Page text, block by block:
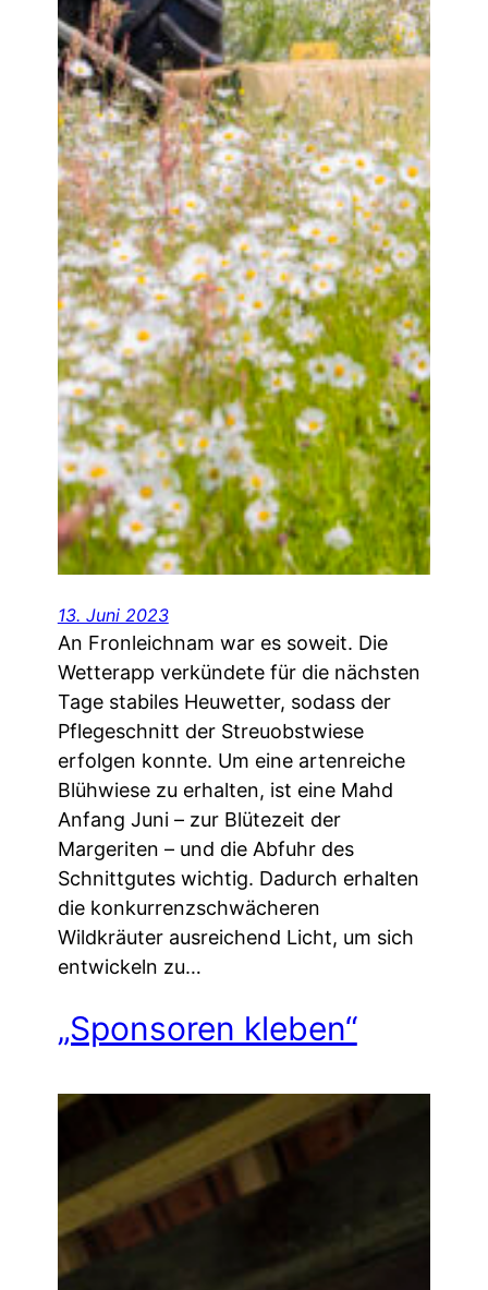
13. Juni 2023
An Fronleichnam war es soweit. Die
Wetterapp verkündete für die nächsten
Tage stabiles Heuwetter, sodass der
Pflegeschnitt der Streuobstwiese
erfolgen konnte. Um eine artenreiche
Blühwiese zu erhalten, ist eine Mahd
Anfang Juni – zur Blütezeit der
Margeriten – und die Abfuhr des
Schnittgutes wichtig. Dadurch erhalten
die konkurrenzschwächeren
Wildkräuter ausreichend Licht, um sich
entwickeln zu…
„Sponsoren kleben“